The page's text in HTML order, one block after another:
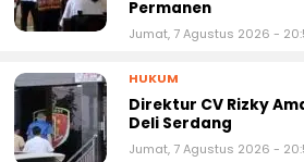
Permanen
Jumat, 7 Agustus 2026 -
HUKUM
Direktur CV Rizky
Deli Serdang
Jumat, 7 Agustus 2026 -